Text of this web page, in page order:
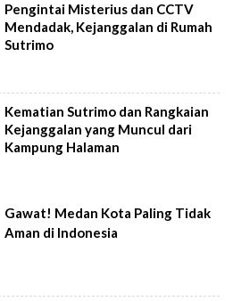
Pengintai Misterius dan CCTV
Mendadak, Kejanggalan di Rumah
Sutrimo
Kematian Sutrimo dan Rangkaian
Kejanggalan yang Muncul dari
Kampung Halaman
Gawat! Medan Kota Paling Tidak
Aman di Indonesia